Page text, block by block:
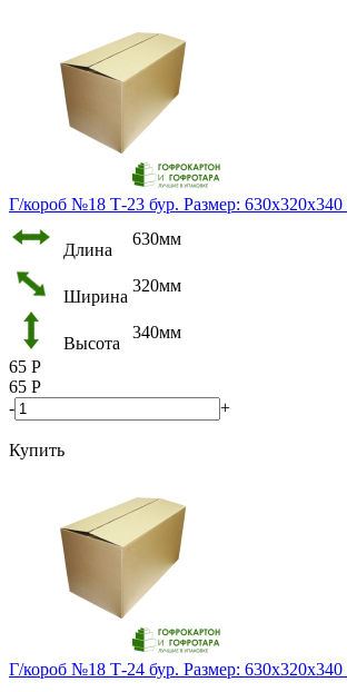
Г/короб №18 Т-23 бур. Размер:
Длина
630мм
Ширина
320мм
Высота
340мм
65 Р
65 Р
-
+
Купить
Г/короб №18 Т-24 бур. Размер: